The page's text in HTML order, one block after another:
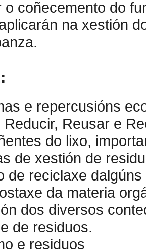
o coñecemento do
na xestión
e repercusións
Reducir, Reusar e
do lixo,
de xestión de
de reciclaxe
da materia
dos diversos
de residuos.
e residuos